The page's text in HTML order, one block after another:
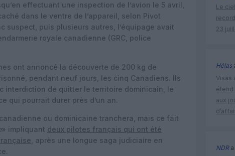
effectuant une inspection de l’avion le 5 avril,
dans le ventre de l’appareil, selon Pivot
suspect, puis plusieurs autres, l’équipage avait
royale canadienne (GRC, police
ont annoncé la découverte de 200 kg de
pendant neuf jours, les cinq Canadiens. Ils
interdiction de quitter le territoire dominicain, le
qui pourrait durer près d’un an.
ou dominicaine tranchera, mais ce fait
» impliquant deux pilotes français qui ont été
, après une longue saga judiciaire en
Le
23
Hélas
Visas
étend
aux
NDRa